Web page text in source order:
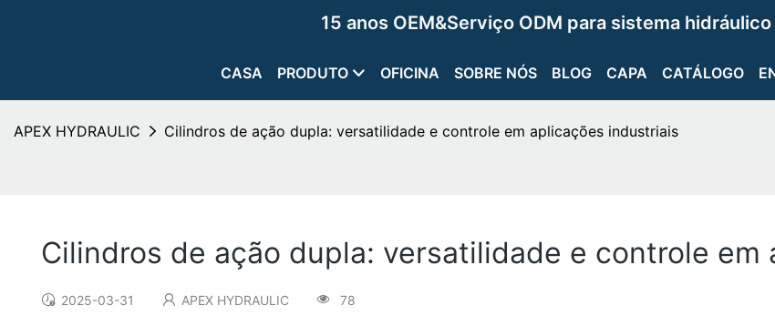
15 anos OEM&Serviço ODM para sistema
CASA PRODUTO OFICINA SOBRE NÓS BLOG CAPA CATÁLOGO
APEX HYDRAULIC Cilindros de ação dupla: versatilidade e controle em aplicações industriais
Cilindros de ação dupla: versatilidade e controle
2025-03-31 APEX HYDRAULIC 78